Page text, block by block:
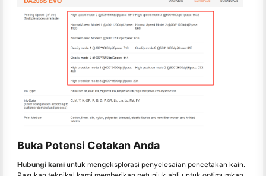
Buka Potensi Cetakan Anda
Hubungi kami untuk mengeksplorasi penyelesaian pencetakan kain.